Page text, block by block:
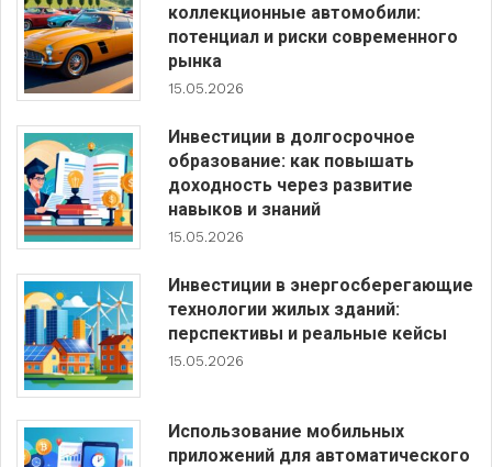
коллекционные автомобили:
потенциал и риски современного
рынка
15.05.2026
Инвестиции в долгосрочное
образование: как повышать
доходность через развитие
навыков и знаний
15.05.2026
Инвестиции в энергосберегающие
технологии жилых зданий:
перспективы и реальные кейсы
15.05.2026
Использование мобильных
приложений для автоматического